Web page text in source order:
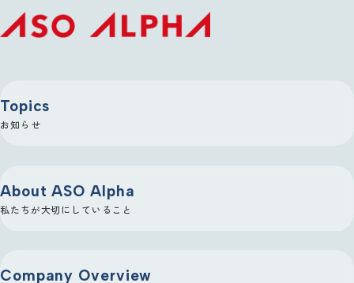
Topics
お知らせ
About ASO Alpha
私たちが大切にしていること
Company Overview